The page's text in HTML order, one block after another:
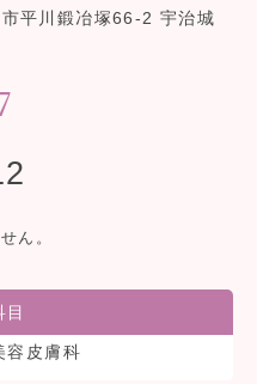
平川鍛冶塚66-2 宇治城
ん。
目
容皮膚科